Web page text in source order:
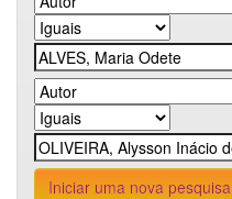
Iniciar uma nova pesquisa